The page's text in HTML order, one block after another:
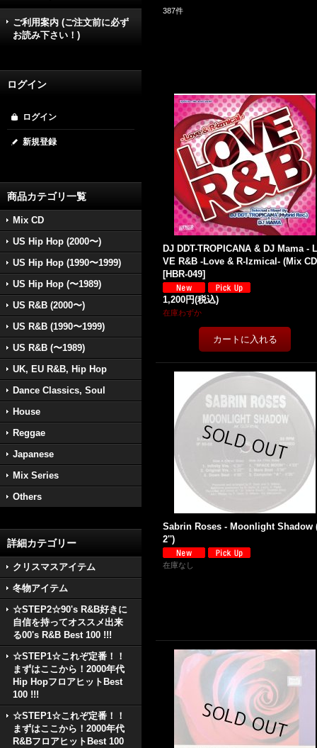
ご利用案内 (ご注文前に必ず
お読み下さい！)
ログイン
ログイン
新規登録
商品カテゴリ一覧
Mix CD
US Hip Hop (2000〜)
US Hip Hop (1990〜1999)
US Hip Hop (〜1989)
US R&B (2000〜)
US R&B (1990〜1999)
US R&B (〜1989)
UK, EU R&B, Hip Hop
Dance Classics, Soul
House
Reggae
Japanese
Mix Series
Others
詳細カテゴリー
クリスマスアイテム
冬物アイテム
☆STEP2☆90's R&B好きに
自信を持ってオススメ出来
る00's R&B Best 100 !!!
☆STEP1☆これぞ定番！！
まずはここから！2000年代
Hip HopフロアヒットBest
100 !!!
☆STEP1☆これぞ定番！！
まずはここから！2000年代
R&BフロアヒットBest 100
387件
DJ DDT-TROPICANA & DJ Mama -
VE R&B -Love & R-Izmical- (Mix
[HBR-049]
1,200円(税込)
在庫わずか
Sabrin Roses - Moonlight Shadow
2'')
在庫なし